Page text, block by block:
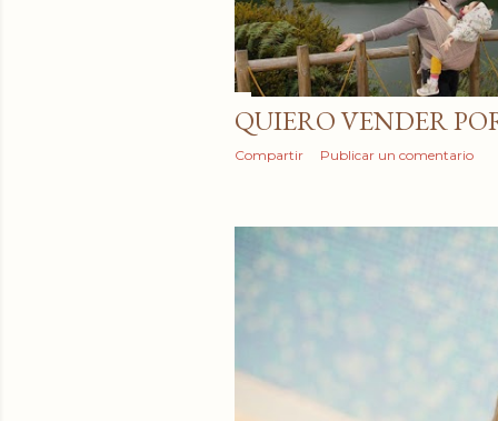
QUIERO VENDER
Compartir Publicar un comentario